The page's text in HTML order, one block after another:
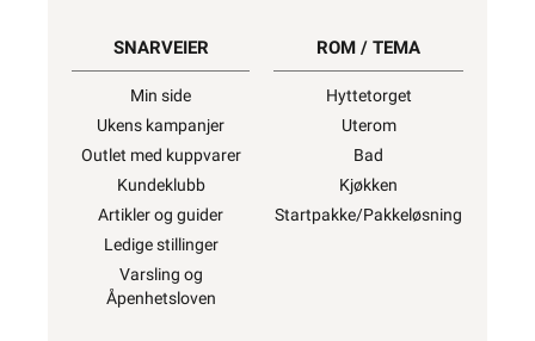
SNARVEIER
Min side
Ukens kampanjer
Outlet med kuppvarer
Kundeklubb
Artikler og guider
Ledige stillinger
Varsling og
Åpenhetsloven
ROM / TEMA
Hyttetorget
Uterom
Bad
Kjøkken
Startpakke/Pakkeløsning